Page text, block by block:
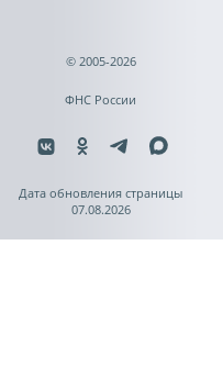
© 2005-2026
ФНС России
Дата обновления страницы
07.08.2026